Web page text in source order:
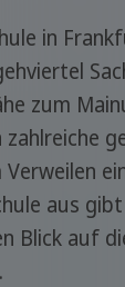
in
zum
aus
Blick auf